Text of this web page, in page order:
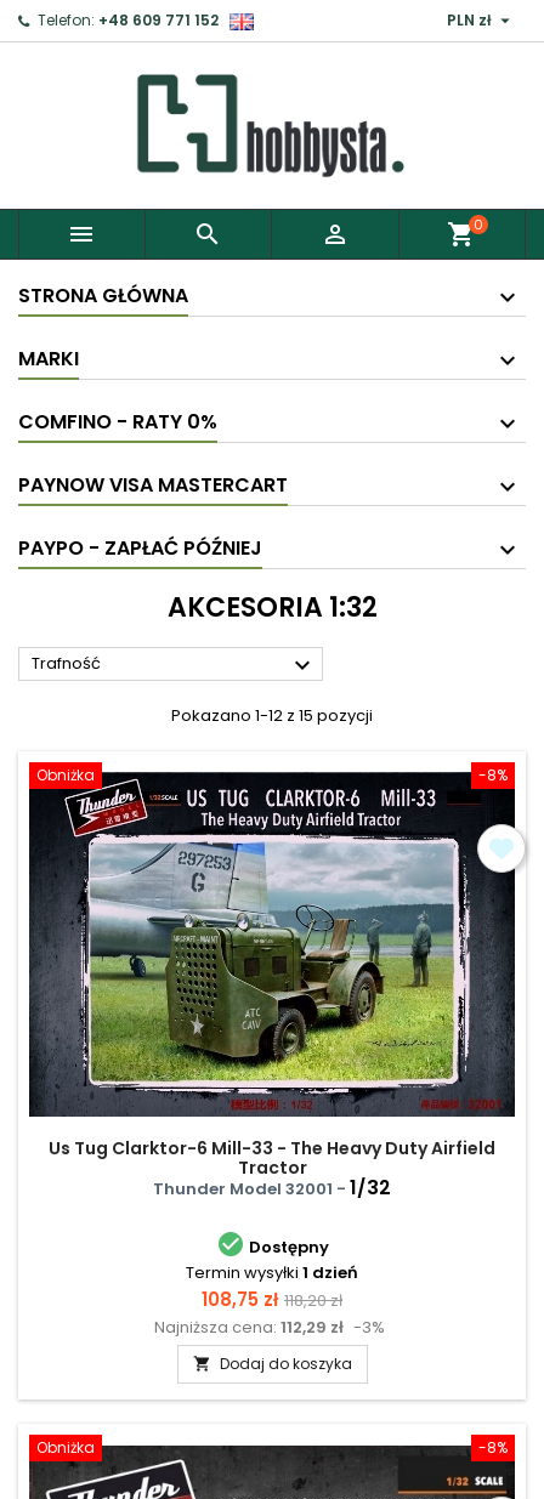
Telefon: +48 609 771 152 PLN zł 
   shopping_cart0
STRONA GŁÓWNA
MARKI
COMFINO - RATY 0%
PAYNOW VISA MASTERCART
PAYPO - ZAPŁAĆ PÓŹNIEJ
AKCESORIA 1:32
Trafność 
Pokazano 1-12 z 15 pozycji
-8%
Obniżka
Us Tug Clarktor-6 Mill-33 - The Heavy Duty Airfield
Tractor
Thunder Model 32001 - 1/32
 Dostępny
Termin wysyłki 1 dzień
Cena
108,75 zł Cena
podstawowa
118,20 zł
Najniższa cena: 112,29 zł -3%
 Dodaj do koszyka
-8%
Obniżka
Zaloguj ×
Aby zapisać produkty do Schowka, musisz się
Anuluj Zaloguj